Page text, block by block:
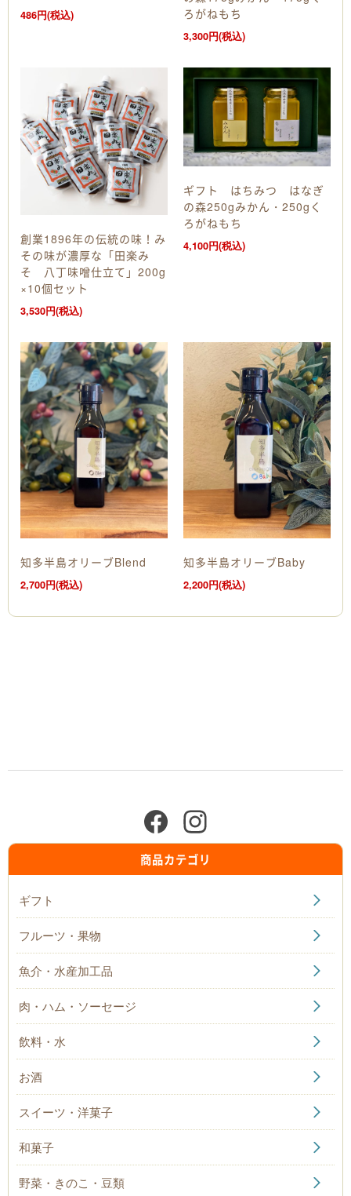
486円(税込)
ろがねもち
3,300円(税込)
創業1896年の伝統の味！み
その味が濃厚な「田楽み
そ 八丁味噌仕立て」200g
×10個セット
3,530円(税込)
ギフト はちみつ はなぎ
の森250gみかん・250gく
ろがねもち
4,100円(税込)
知多半島オリーブBlend
2,700円(税込)
知多半島オリーブBaby
2,200円(税込)
商品カテゴリ
ギフト
フルーツ・果物
魚介・水産加工品
肉・ハム・ソーセージ
飲料・水
お酒
スイーツ・洋菓子
和菓子
野菜・きのこ・豆類